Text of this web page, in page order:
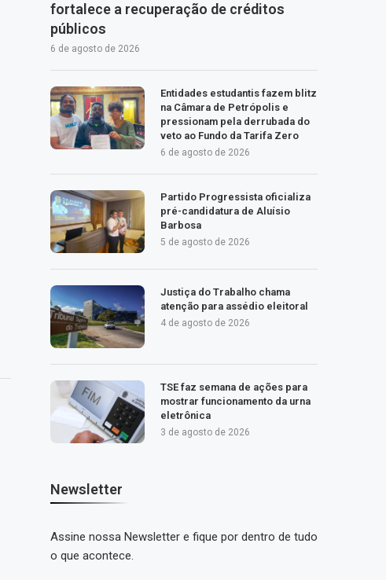
fortalece a recuperação de créditos
públicos
6 de agosto de 2026
Entidades estudantis fazem blitz
na Câmara de Petrópolis e
pressionam pela derrubada do
veto ao Fundo da Tarifa Zero
6 de agosto de 2026
Partido Progressista oficializa
pré-candidatura de Aluísio
Barbosa
5 de agosto de 2026
Justiça do Trabalho chama
atenção para assédio eleitoral
4 de agosto de 2026
TSE faz semana de ações para
mostrar funcionamento da urna
eletrônica
3 de agosto de 2026
Newsletter
Assine nossa Newsletter e fique por dentro de tudo
o que acontece.